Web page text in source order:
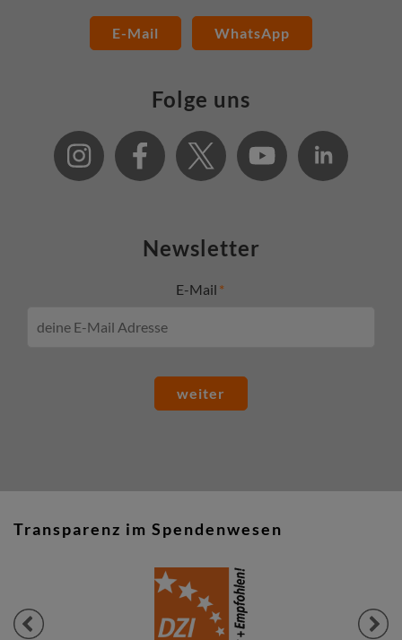
E-Mail WhatsApp
Folge uns
Newsletter
E-Mail
weiter
Transparenz im Spendenwesen
Previous Next